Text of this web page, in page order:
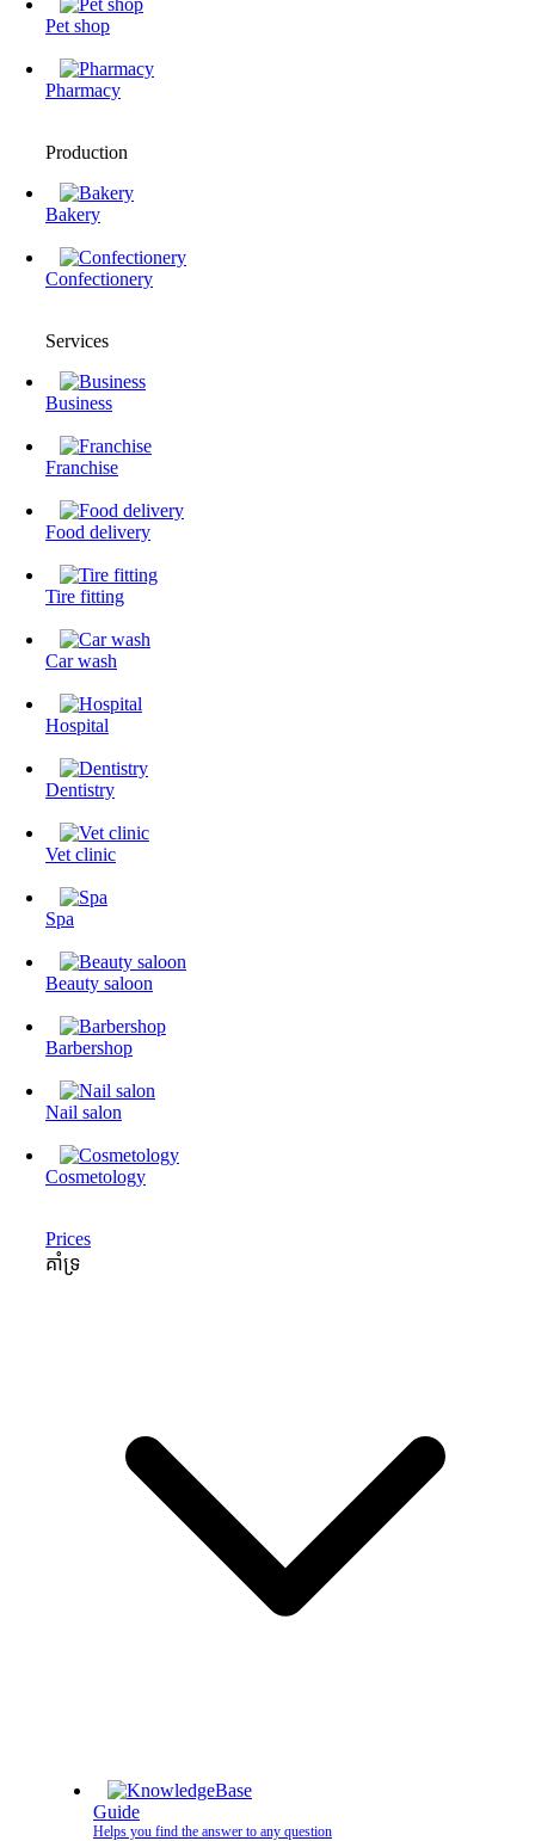
Pet shop
Pharmacy
Production
Bakery
Confectionery
Services
Business
Franchise
Food delivery
Tire fitting
Сar wash
Hospital
Dentistry
Vet clinic
Spa
Beauty saloon
Barbershop
Nail salon
Cosmetology
Prices
គាំទ្រ
Guide
Helps you find the answer to any question